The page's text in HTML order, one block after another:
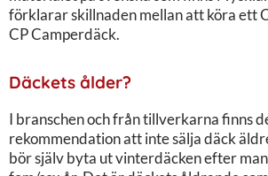
förklarar skillnaden mellan att köra ett
CP Camperdäck.
Däckets ålder?
I branschen och från tillverkarna finns
rekommendation att inte sälja däck
bör själv byta ut vinterdäcken efter